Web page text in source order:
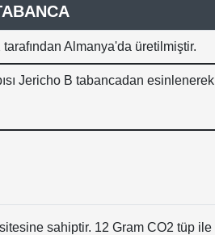
Almanya'da üretilmiştir.
Jericho B tabancadan esinlenerek
sahiptir. 12 Gram CO2 tüp ile